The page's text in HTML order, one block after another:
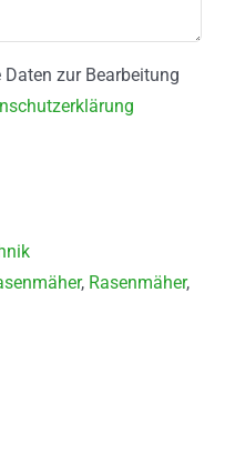
zur Bearbeitung
, Rasenmäher,